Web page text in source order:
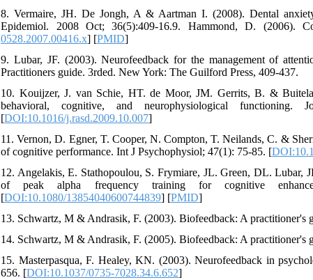
8. Vermaire, JH. De Jongh, A & Aartman I. (2008). Dental
Epidemiol. 2008 Oct; 36(5):409-16.9. Hammond, D. (2006).
0528.2007.00416.x] [PMID]
9. Lubar, JF. (2003). Neurofeedback for the management of
Practitioners guide. 3rded. New York: The Guilford Press, 409-437.
10. Kouijzer, J. van Schie, HT. de Moor, JM. Gerrits, B. &
behavioral, cognitive, and neurophysiological
[DOI:10.1016/j.rasd.2009.10.007]
11. Vernon, D. Egner, T. Cooper, N. Compton, T. Neilands, C. &
of cognitive performance. Int J Psychophysiol; 47(1): 75-85. [
12. Angelakis, E. Stathopoulou, S. Frymiare, JL. Green, DL. Lubar,
of peak alpha frequency training for cognitive
[DOI:10.1080/13854040600744839] [PMID]
13. Schwartz, M & Andrasik, F. (2003). Biofeedback: A practitioner's
14. Schwartz, M & Andrasik, F. (2005). Biofeedback: A practitioner's
15. Masterpasqua, F. Healey, KN. (2003). Neurofeedback in
656. [DOI:10.1037/0735-7028.34.6.652]